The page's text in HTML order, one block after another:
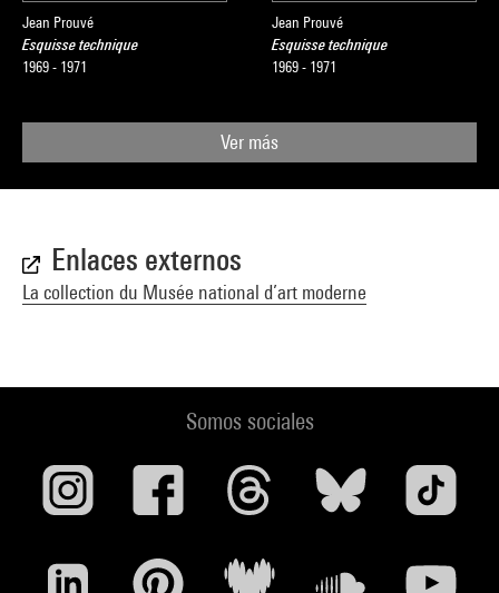
Jean Prouvé
Esquisse technique
1969 - 1971
Jean Prouvé
Esquisse technique
1969 - 1971
Ver más
Enlaces externos
La collection du Musée national d’art moderne
Somos sociales